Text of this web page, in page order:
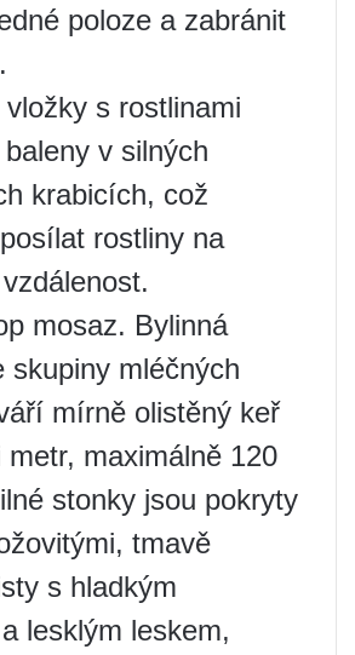
poloze a zabránit
s rostlinami
v silných
krabicích, což
rostliny na
mosaz. Bylinná
skupiny mléčných
mírně olistěný keř
maximálně 120
stonky jsou pokryty
tmavě
s hladkým
lesklým leskem,